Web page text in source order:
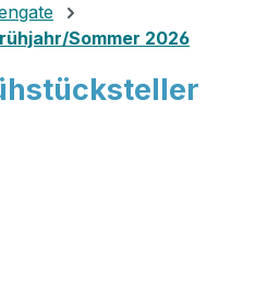
Sommer 2026